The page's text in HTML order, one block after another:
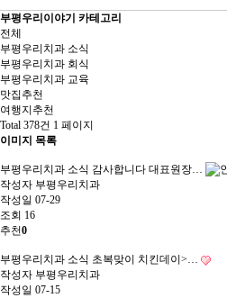
부평우리이야기 카테고리
전체
부평우리치과 소식
부평우리치과 회식
부평우리치과 교육
맛집추천
여행지추천
Total 378건 1 페이지
이미지 목록
부평우리치과 소식 감사합니다 대표원장…
작성자 부평우리치과
작성일 07-29
조회 16
추천0
부평우리치과 소식 초복맞이 치킨데이>…
작성자 부평우리치과
작성일 07-15